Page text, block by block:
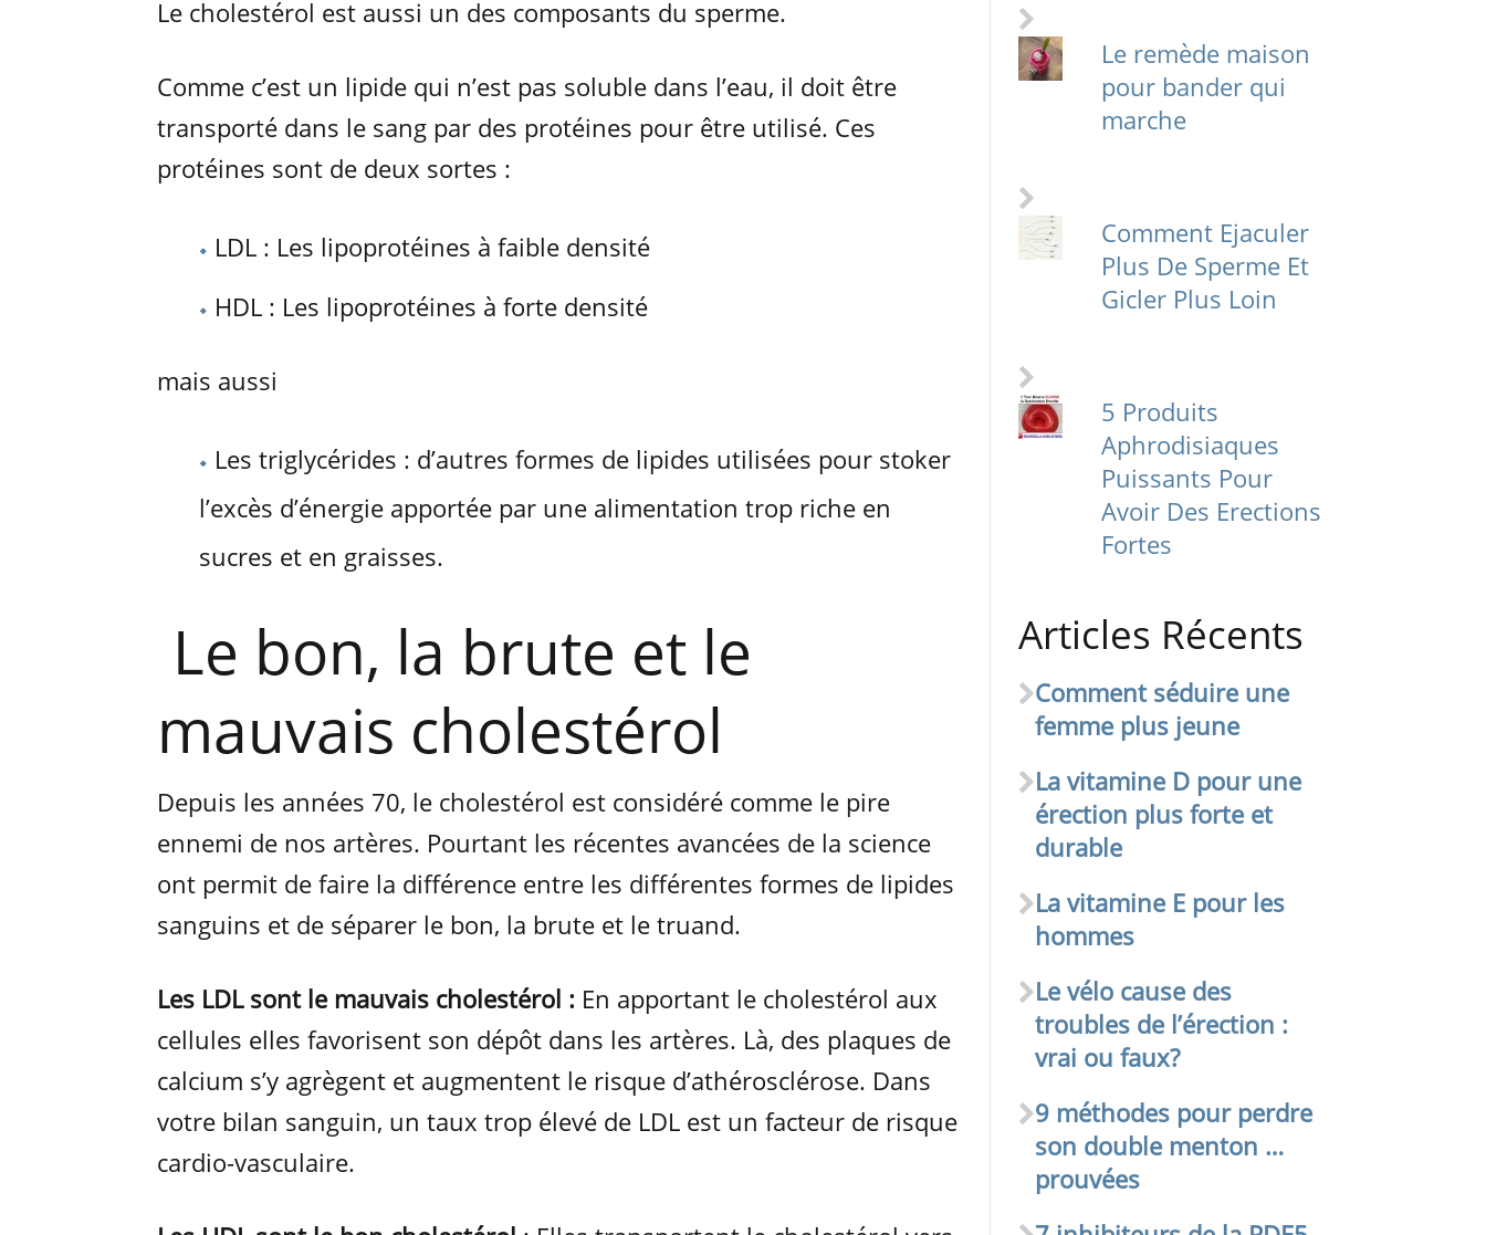
Le cholestérol est aussi un des composants du sperme.
Comme c’est un lipide qui n’est pas soluble dans l’eau, il doit être
transporté dans le sang par des protéines pour être utilisé. Ces
protéines sont de deux sortes :
LDL : Les lipoprotéines à faible densité
HDL : Les lipoprotéines à forte densité
mais aussi
Les triglycérides : d’autres formes de lipides utilisées pour stoker
l’excès d’énergie apportée par une alimentation trop riche en
sucres et en graisses.
Le bon, la brute et le
mauvais cholestérol
Depuis les années 70, le cholestérol est considéré comme le pire
ennemi de nos artères. Pourtant les récentes avancées de la science
ont permit de faire la différence entre les différentes formes de lipides
sanguins et de séparer le bon, la brute et le truand.
Les LDL sont le mauvais cholestérol : En apportant le cholestérol aux
cellules elles favorisent son dépôt dans les artères. Là, des plaques de
calcium s’y agrègent et augmentent le risque d’athérosclérose. Dans
votre bilan sanguin, un taux trop élevé de LDL est un facteur de risque
cardio-vasculaire.
Le remède maison
pour bander qui
marche
Comment Ejaculer
Plus De Sperme Et
Gicler Plus Loin
5 Produits
Aphrodisiaques
Puissants Pour
Avoir Des Erections
Fortes
Articles Récents
Comment séduire une
femme plus jeune
La vitamine D pour une
érection plus forte et
durable
La vitamine E pour les
hommes
Le vélo cause des
troubles de l’érection :
vrai ou faux?
9 méthodes pour perdre
son double menton …
prouvées